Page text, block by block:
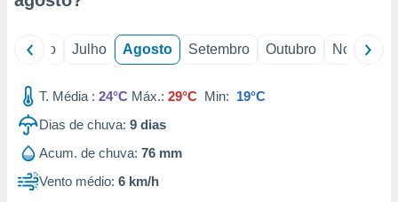
Junho Julho Agosto Setembro Outubro Novembro
T. Média : 24°C Máx.: 29°C Min: 19°C
Dias de chuva: 9 dias
Acum. de chuva: 76 mm
Vento médio: 6 km/h